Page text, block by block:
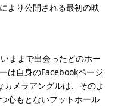
より公開される最初の映
ままで出会ったどのホー
は自身のFacebookページ
カメラアングルは、そのよ
心もとないフットホール